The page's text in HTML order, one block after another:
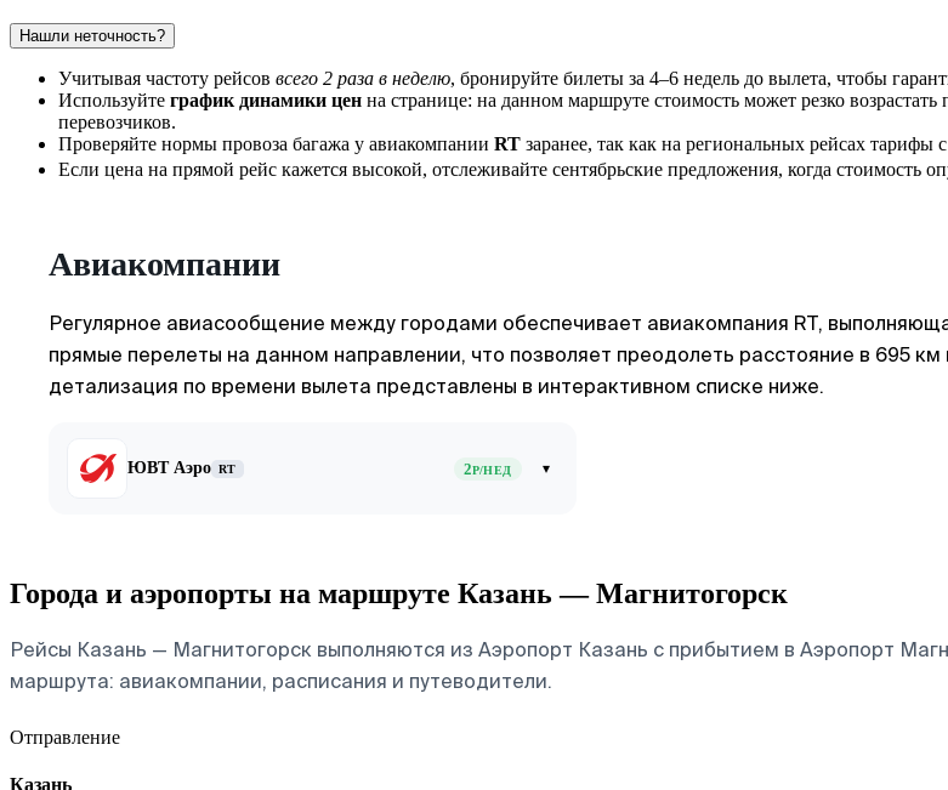
Нашли неточность?
Учитывая частоту рейсов всего 2 раза в неделю, бронируйте билеты за 4–6 недель до вылета, чтобы
Используйте график динамики цен на странице: на данном маршруте стоимость может резко
перевозчиков.
Проверяйте нормы провоза багажа у авиакомпании RT заранее, так как на региональных рейсах
Если цена на прямой рейс кажется высокой, отслеживайте сентябрьские предложения, когда стоимость
Авиакомпании
Регулярное авиасообщение между городами обеспечивает авиакомпания RT,
прямые перелеты на данном направлении, что позволяет преодолеть расстояние в 695
детализация по времени вылета представлены в интерактивном списке ниже.
ЮВТ Аэро RT 2Р/НЕД ▾
Города и аэропорты на маршруте Казань — Магнитогорск
Рейсы Казань — Магнитогорск выполняются из Аэропорт Казань с прибытием в Аэропорт
маршрута: авиакомпании, расписания и путеводители.
Отправление
Казань